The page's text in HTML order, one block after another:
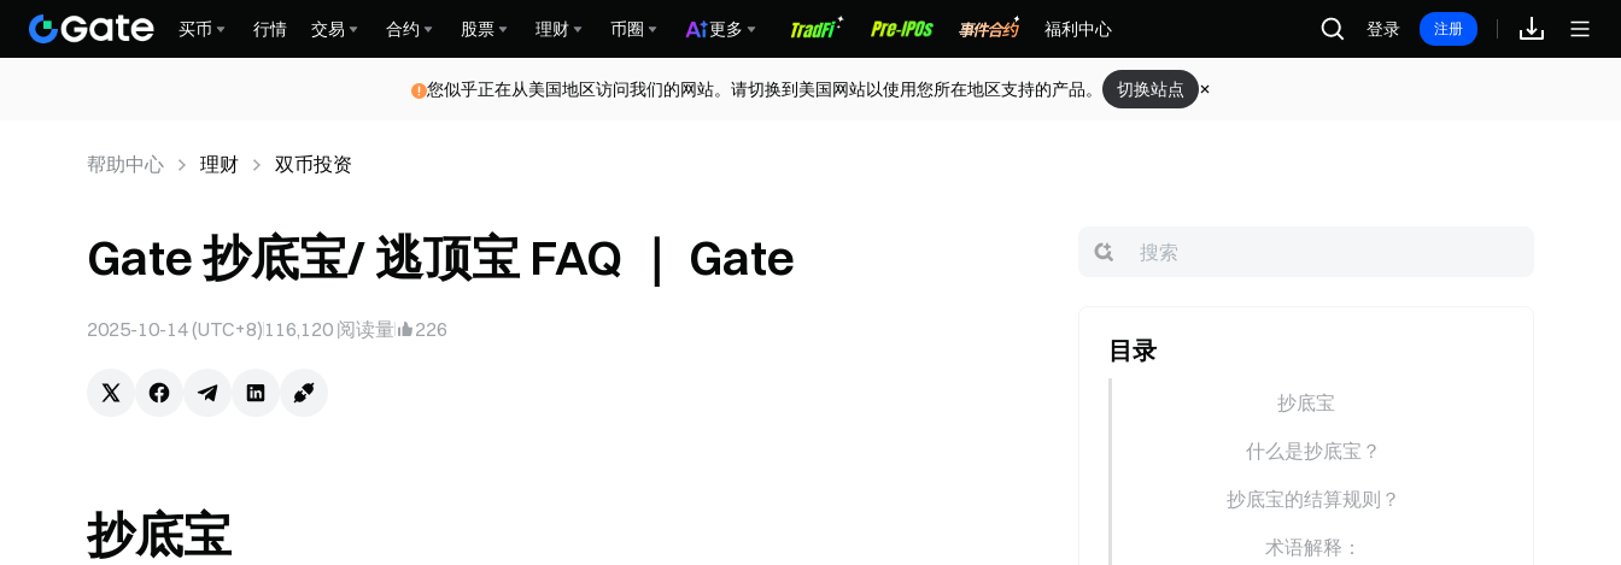
买币 行情 交易 合约 股票 理财 币圈 更多 福利中心 登录 注册
您似乎正在从美国地区访问我们的网站。请切换到美国网站以使用您所在地区支持的产品。 切换站点
帮助中心 理财 双币投资
Gate 抄底宝/ 逃顶宝 FAQ ｜ Gate
2025-10-14 (UTC+8) 116,120 阅读量 226
抄底宝
目录
抄底宝
什么是抄底宝？
抄底宝的结算规则？
术语解释：